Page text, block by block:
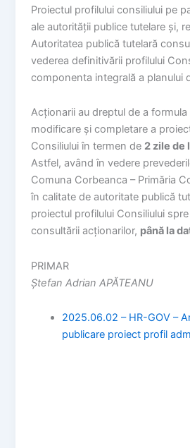
Proiectul profilului consiliului pe
ale autorității publice tutelare și,
Autoritatea publică tutelară
vederea definitivării profilului
componenta integrală a planului
Acționarii au dreptul de a
modificare și completare a
Consiliului în termen de 2 zile de
Astfel, având în vedere
Comuna Corbeanca – Primăria
în calitate de autoritate publică
proiectul profilului Consiliului
consultării acționarilor, până la
PRIMAR
Ștefan Adrian APĂTEANU
2025.06.02 – HR-GOV –
publicare proiect profil